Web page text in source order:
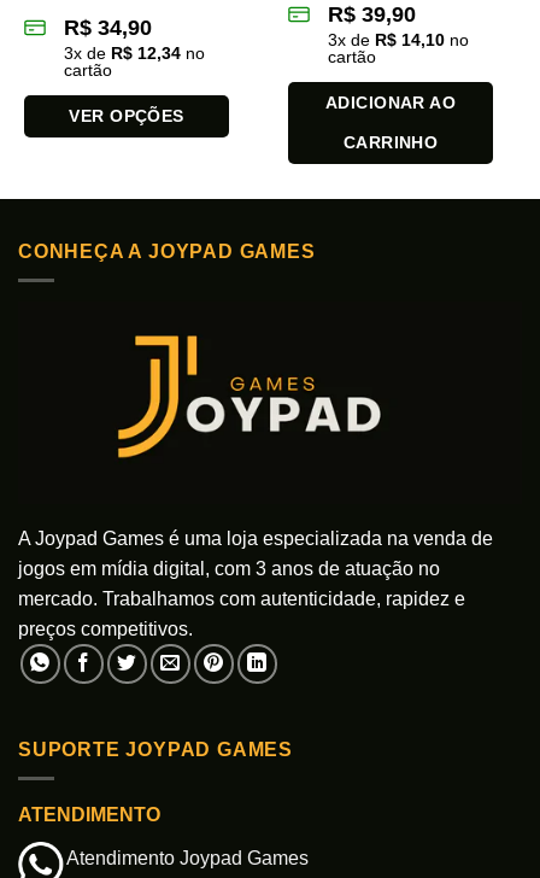
R$ 34,90
3x de R$ 12,34 no
cartão
VER OPÇÕES
tem
variantes.
As
R$ 39,90
3x de R$ 14,10 no
cartão
ADICIONAR AO
CARRINHO
CONHEÇA A JOYPAD GAMES
A Joypad Games é uma loja especializada na venda de
jogos em mídia digital, com 3 anos de atuação no
mercado. Trabalhamos com autenticidade, rapidez e
preços competitivos.
SUPORTE JOYPAD GAMES
ATENDIMENTO
Atendimento Joypad Games